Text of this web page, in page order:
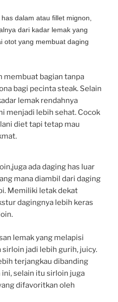
dalam atau fillet mignon,
dari kadar lemak yang
otot yang membuat daging
bagian tanpa
bagi pecinta steak. Selain
lemak rendahnya
menjadi lebih sehat. Cocok
diet tapi tetap mau
ada daging has luar
mana diambil dari daging
Memiliki letak dekat
dagingnya lebih keras
lemak yang melapisi
jadi lebih gurih, juicy.
terjangkau dibanding
selain itu sirloin juga
difavoritkan oleh